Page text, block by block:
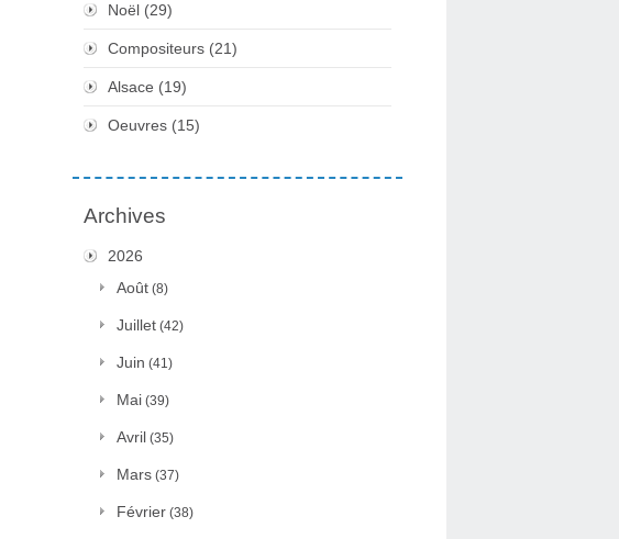
Noël (29)
Compositeurs (21)
Alsace (19)
Oeuvres (15)
Archives
2026
Août (8)
Juillet (42)
Juin (41)
Mai (39)
Avril (35)
Mars (37)
Février (38)